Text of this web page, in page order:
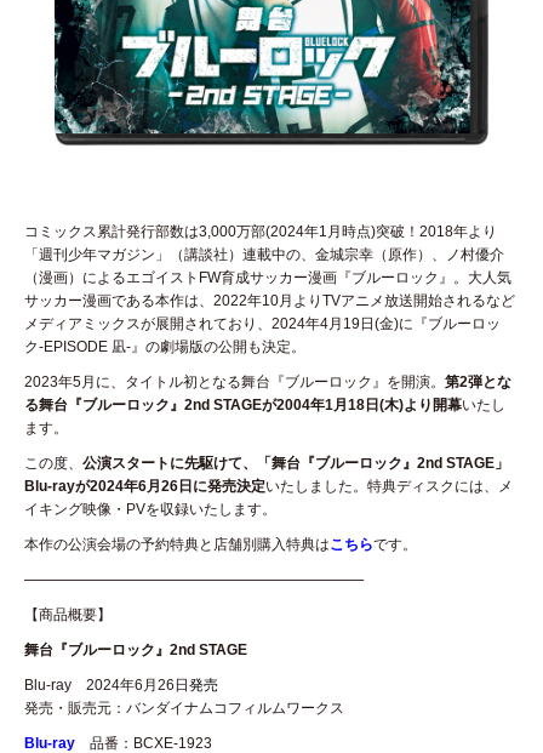
コミックス累計発行部数は3,000万部(2024年1月時点)突破！2018年より
「週刊少年マガジン」（講談社）連載中の、金城宗幸（原作）、ノ村優介
（漫画）によるエゴイストFW育成サッカー漫画『ブルーロック』。大人気
サッカー漫画である本作は、2022年10月よりTVアニメ放送開始されるなど
メディアミックスが展開されており、2024年4月19日(金)に『ブルーロッ
ク‐EPISODE 凪-』の劇場版の公開も決定。
2023年5月に、タイトル初となる舞台『ブルーロック』を開演。 第2弾とな
る舞台『ブルーロック』2nd STAGEが2004年1月18日(木)より開幕いたし
ます。
この度、 公演スタートに先駆けて、「舞台『ブルーロック』2nd STAGE」
Blu-rayが2024年6月26日に発売決定いたしました。特典ディスクには、メ
イキング映像・PVを収録いたします。
本作の公演会場の予約特典と店舗別購入特典はこちらです。
—————————————————————–
【商品概要】
舞台『ブルーロック』2nd STAGE
Blu-ray 2024年6月26日 発売
発売・販売元：バンダイナムコフィルムワークス
Blu-ray
品番：BCXE-1923